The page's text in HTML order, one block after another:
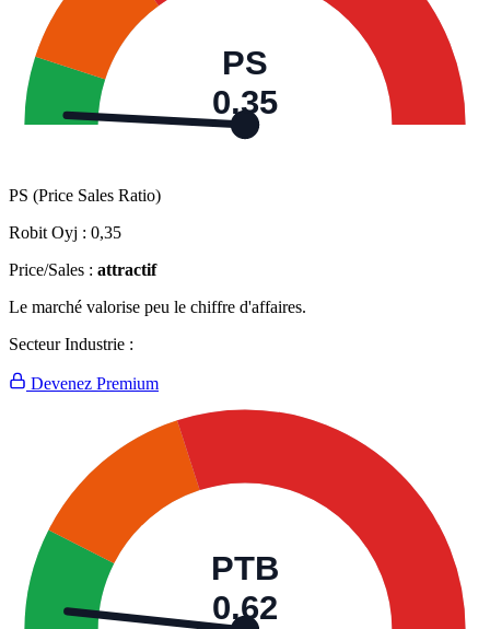
PS
0,35
PS (Price Sales Ratio)
Robit Oyj : 0,35
Price/Sales : attractif
Le marché valorise peu le chiffre d'affaires.
Secteur Industrie :
Devenez Premium
PTB
0,62